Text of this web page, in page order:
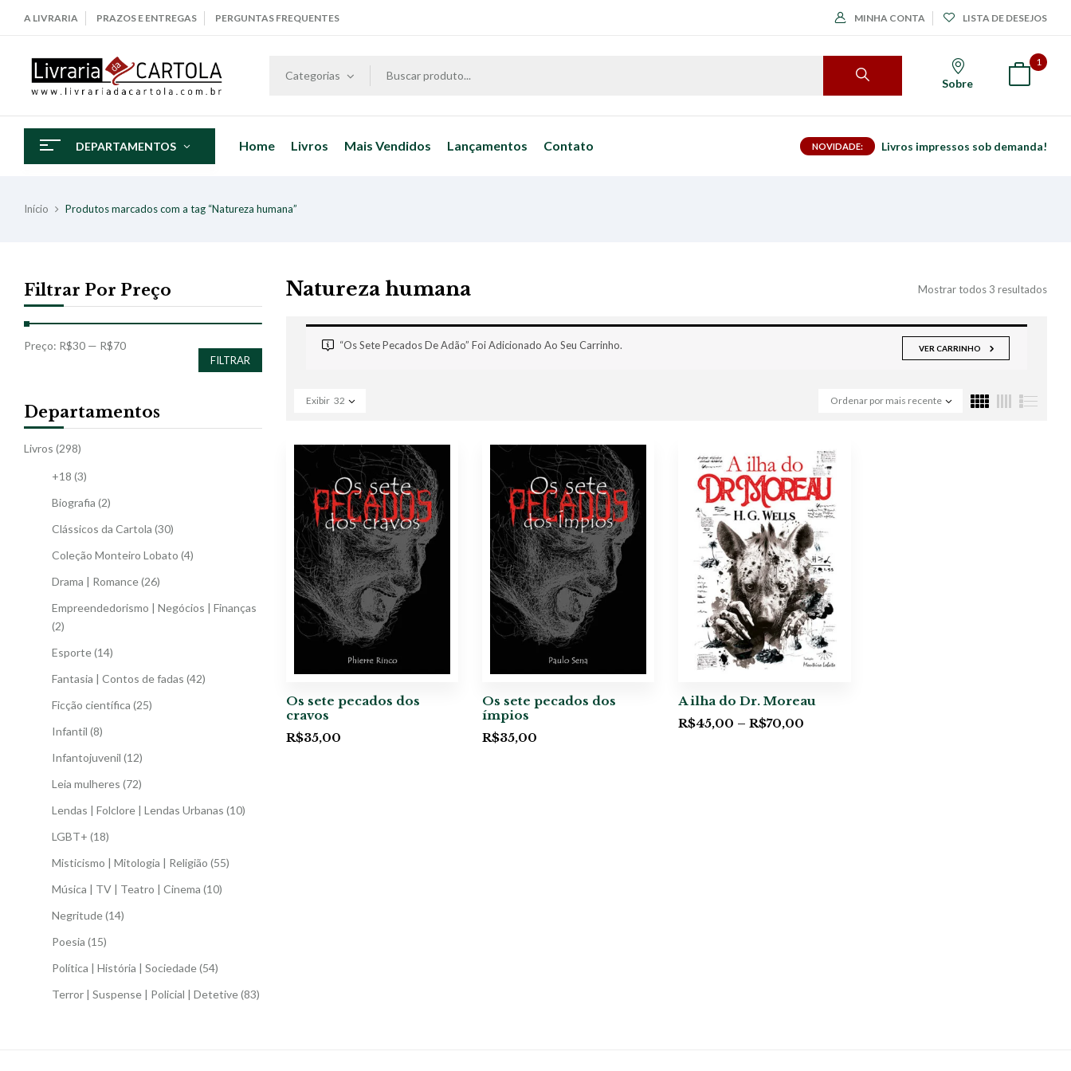
A LIVRARIA PRAZOS E ENTREGAS PERGUNTAS FREQUENTES MINHA CONTA LISTA DE DESEJOS
Categorias
Sobre
1
DEPARTAMENTOS Home Livros Mais Vendidos Lançamentos Contato NOVIDADE: Livros impressos sob demanda!
Início Produtos marcados com a tag “Natureza humana”
Filtrar Por Preço
FILTRAR
Preço: R$30 — R$70
Departamentos
Livros (298)
+18 (3)
Biografia (2)
Clássicos da Cartola (30)
Coleção Monteiro Lobato (4)
Drama | Romance(26)
Empreendedorismo | Negócios | Finanças
(2)
Esporte(14)
Fantasia | Contos de fadas (42)
Ficção científica (25)
Infantil (8)
Infantojuvenil (12)
Leia mulheres (72)
Lendas | Folclore | Lendas Urbanas (10)
LGBT+ (18)
Misticismo | Mitologia | Religião (55)
Música | TV | Teatro | Cinema (10)
Negritude(14)
Poesia (15)
Política | História | Sociedade(54)
Terror | Suspense | Policial | Detetive(83)
Natureza humana Mostrar todos 3 resultados
“Os Sete Pecados De Adão” Foi Adicionado Ao Seu Carrinho. VER CARRINHO
Ordenar por mais recente
Exibir 32
Os sete pecados dos
cravos
R$35,00
Os sete pecados dos
ímpios
R$35,00
A ilha do Dr. Moreau
R$45,00 – R$70,00